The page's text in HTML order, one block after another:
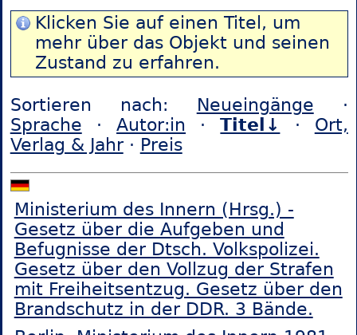
Klicken Sie auf einen Titel, um
mehr über das Objekt und seinen
Zustand zu erfahren.
Sortieren nach: Neueingänge ·
Sprache ·Autor:in ·Titel↓ · Ort,
Verlag & Jahr· Preis
Ministerium des Innern (Hrsg.) -
Gesetz über die Aufgeben und
Befugnisse der Dtsch. Volkspolizei.
Gesetz über den Vollzug der Strafen
mit Freiheitsentzug. Gesetz über den
Brandschutz in der DDR. 3 Bände.